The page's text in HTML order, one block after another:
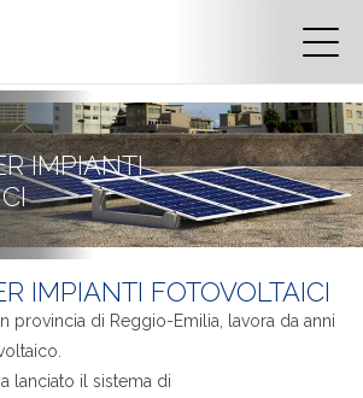
IMPIANTI
IMPIANTI FOTOVOLTAICI
provincia di Reggio-Emilia, lavora da anni
lanciato il sistema di